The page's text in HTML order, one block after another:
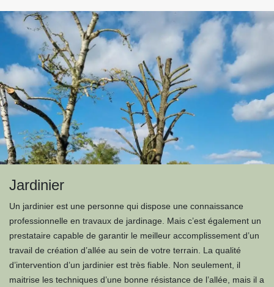
Jardinier
Un jardinier est une personne qui dispose une connaissance
professionnelle en travaux de jardinage. Mais c’est également un
prestataire capable de garantir le meilleur accomplissement d’un
travail de création d’allée au sein de votre terrain. La qualité
d’intervention d’un jardinier est très fiable. Non seulement, il
maitrise les techniques d’une bonne résistance de l’allée, mais il a